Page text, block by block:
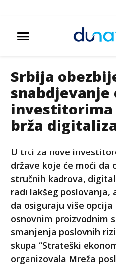
Srbija
snabdjevanje
investitorima
brža
U trci za nove
države koje će moći da
stručnih kadrova,
radi lakšeg poslovanja,
da osiguraju više
osnovnim proizvodnim
smanjenja poslovnih
skupa “Strateški
organizovala Mreža